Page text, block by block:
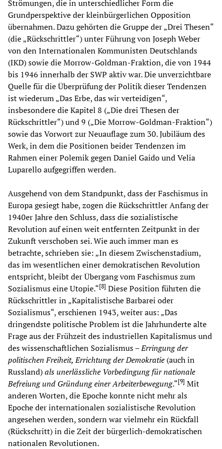
Strömungen, die in unterschiedlicher Form die
Grundperspektive der kleinbürgerlichen Opposition
übernahmen. Dazu gehörten die Gruppe der „Drei Thesen“
(die „Rückschrittler“) unter Führung von Joseph Weber
von den Internationalen Kommunisten Deutschlands
(IKD) sowie die Morrow-Goldman-Fraktion, die von 1944
bis 1946 innerhalb der SWP aktiv war. Die unverzichtbare
Quelle für die Überprüfung der Politik dieser Tendenzen
ist wiederum „Das Erbe, das wir verteidigen“,
insbesondere die Kapitel 8 („Die drei Thesen der
Rückschrittler“) und 9 („Die Morrow-Goldman-Fraktion“)
sowie das Vorwort zur Neuauflage zum 30. Jubiläum des
Werk, in dem die Positionen beider Tendenzen im
Rahmen einer Polemik gegen Daniel Gaido und Velia
Luparello aufgegriffen werden.
Ausgehend von dem Standpunkt, dass der Faschismus in
Europa gesiegt habe, zogen die Rückschrittler Anfang der
1940er Jahre den Schluss, dass die sozialistische
Revolution auf einen weit entfernten Zeitpunkt in der
Zukunft verschoben sei. Wie auch immer man es
betrachte, schrieben sie: „In diesem Zwischenstadium,
das im wesentlichen einer demokratischen Revolution
entspricht, bleibt der Übergang vom Faschismus zum
Sozialismus eine Utopie.“[8] Diese Position führten die
Rückschrittler in „Kapitalistische Barbarei oder
Sozialismus“, erschienen 1943, weiter aus: „Das
dringendste politische Problem ist die Jahrhunderte alte
Frage aus der Frühzeit des industriellen Kapitalismus und
des wissenschaftlichen Sozialismus –Erringung der
politischen Freiheit, Errichtung der Demokratie (auch in
Russland)als unerlässliche Vorbedingung für nationale
Befreiung und Gründung einer Arbeiterbewegung.“[9] Mit
anderen Worten, die Epoche konnte nicht mehr als
Epoche der internationalen sozialistische Revolution
angesehen werden, sondern war vielmehr ein Rückfall
(Rückschritt) in die Zeit der bürgerlich-demokratischen
nationalen Revolutionen.